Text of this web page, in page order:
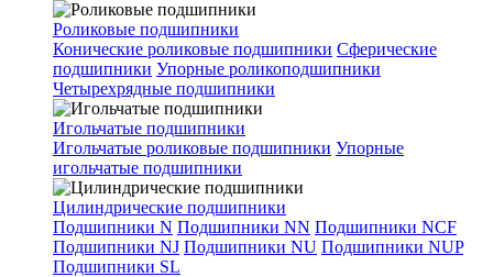
Роликовые подшипники
Конические роликовые подшипники Сферические
подшипники Упорные роликоподшипники
Четырехрядные подшипники
Игольчатые подшипники
Игольчатые роликовые подшипники Упорные
игольчатые подшипники
Цилиндрические подшипники
Подшипники N Подшипники NN Подшипники NCF
Подшипники NJ Подшипники NU Подшипники NUP
Подшипники SL